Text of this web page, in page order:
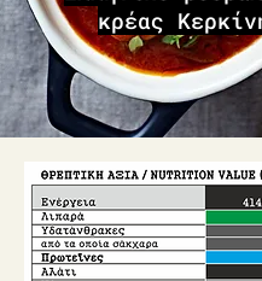
κρέας